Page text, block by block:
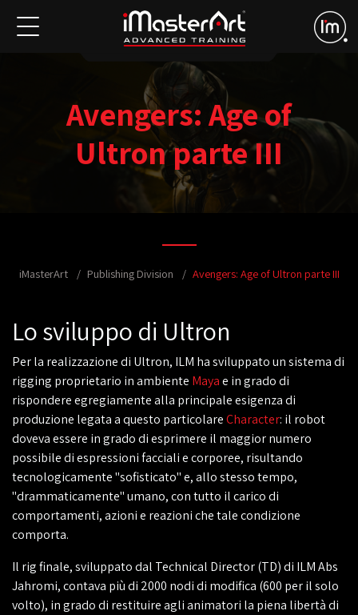
Avengers: Age of
Ultron parte III
iMasterArt Publishing Division Avengers: Age of Ultron parte III
Lo sviluppo di Ultron
Per la realizzazione di Ultron, ILM ha sviluppato un sistema di
rigging proprietario in ambiente Mayae in grado di
rispondere egregiamente alla principale esigenza di
produzione legata a questo particolareCharacter: il robot
doveva essere in grado di esprimere il maggior numero
possibile di espressioni facciali e corporee, risultando
tecnologicamente "sofisticato" e, allo stesso tempo,
"drammaticamente" umano, con tutto il carico di
comportamenti, azioni e reazioni che tale condizione
comporta.
Il rig finale, sviluppato dal Technical Director (TD) di ILM Abs
Jahromi, contava più di 2000 nodi di modifica (600 per il solo
volto), in grado di restituire agli animatori la piena libertà di